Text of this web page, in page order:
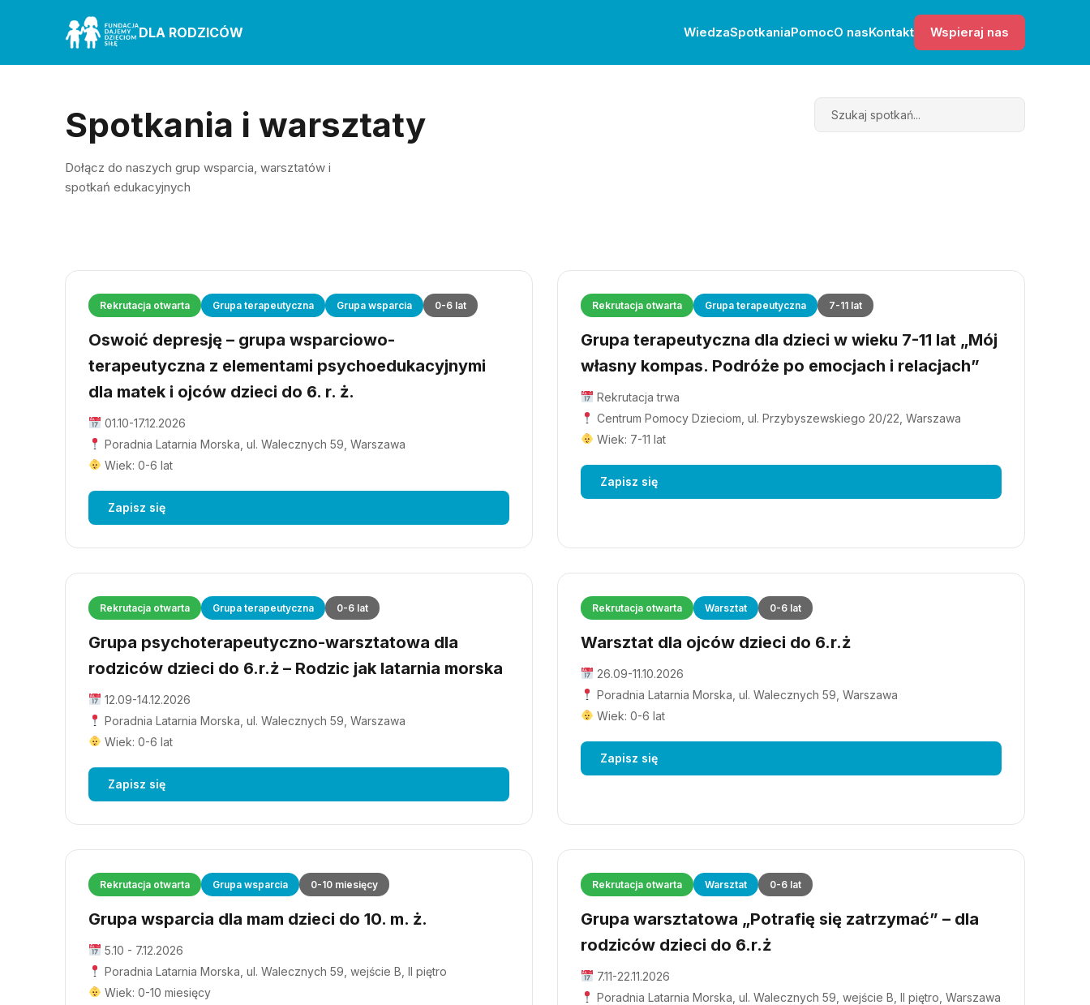
DLA RODZICÓW WiedzaSpotkaniaPomocO nasKontakt Wspieraj nas
Spotkania i warsztaty
Dołącz do naszych grup wsparcia, warsztatów i
spotkań edukacyjnych
Search
Rekrutacja otwarta Grupa terapeutyczna Grupa wsparcia 0-6 lat
Oswoić depresję – grupa wsparciowo-
terapeutyczna z elementami psychoedukacyjnymi
dla matek i ojców dzieci do 6. r. ż.
01.10-17.12.2026
Poradnia Latarnia Morska, ul. Walecznych 59, Warszawa
Wiek: 0-6 lat
Zapisz się
Rekrutacja otwarta Grupa terapeutyczna 7-11 lat
Grupa terapeutyczna dla dzieci w wieku 7-11 lat „Mój
własny kompas. Podróże po emocjach i relacjach”
Rekrutacja trwa
Centrum Pomocy Dzieciom, ul. Przybyszewskiego 20/22, Warszawa
Wiek: 7-11 lat
Zapisz się
Rekrutacja otwarta Grupa terapeutyczna 0-6 lat
Grupa psychoterapeutyczno-warsztatowa dla
rodziców dzieci do 6.r.ż – Rodzic jak latarnia morska
12.09-14.12.2026
Poradnia Latarnia Morska, ul. Walecznych 59, Warszawa
Wiek: 0-6 lat
Zapisz się
Rekrutacja otwarta Warsztat 0-6 lat
Warsztat dla ojców dzieci do 6.r.ż
26.09-11.10.2026
Poradnia Latarnia Morska, ul. Walecznych 59, Warszawa
Wiek: 0-6 lat
Zapisz się
Rekrutacja otwarta Grupa wsparcia 0-10 miesięcy
Grupa wsparcia dla mam dzieci do 10. m. ż.
5.10 - 7.12.2026
Poradnia Latarnia Morska, ul. Walecznych 59, wejście B, II piętro
Wiek: 0-10 miesięcy
Rekrutacja otwarta Warsztat 0-6 lat
Grupa warsztatowa „Potrafię się zatrzymać” – dla
rodziców dzieci do 6.r.ż
7.11-22.11.2026
Poradnia Latarnia Morska, ul. Walecznych 59, wejście B, II piętro, Warszawa